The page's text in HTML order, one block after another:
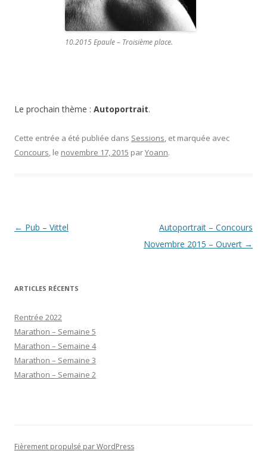
10.2015 Epaule – Troisième place.
Le prochain thème : Autoportrait.
Cette entrée a été publiée dans Sessions, et marquée avec
Concours, le novembre 17, 2015 parYoann.
Navigation
← Pub – Vittel
Autoportrait – Concours
Novembre 2015 – Ouvert →
ARTICLES RÉCENTS
Rentrée 2022
Marathon – Semaine 5
Marathon – Semaine 4
Marathon – Semaine 3
Marathon – Semaine 2
Fièrement propulsé par WordPress